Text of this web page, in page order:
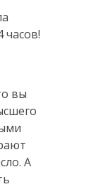
часов!
вы
А